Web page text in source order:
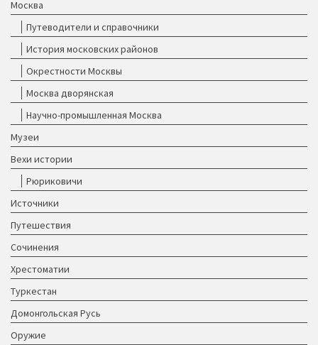
Москва
Путеводители и справочники
История московских районов
Окрестности Москвы
Москва дворянская
Научно-промышленная Москва
Музеи
Вехи истории
Рюриковичи
Источники
Путешествия
Сочинения
Хрестоматии
Туркестан
Домонгольская Русь
Оружие